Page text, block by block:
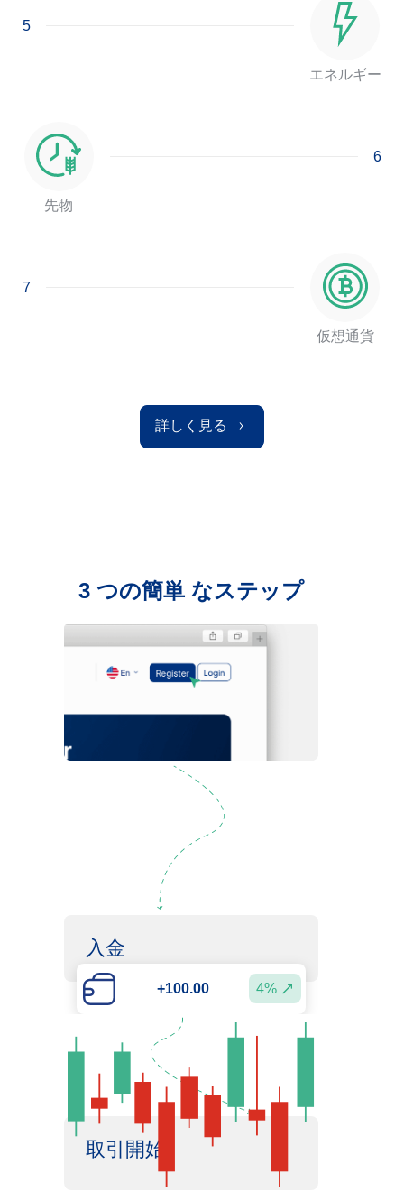
5
エネルギー
6
先物
7
仮想通貨
詳しく見る
3 つの簡単 なステップ
口座開設
入金
+100.00 4%
取引開始